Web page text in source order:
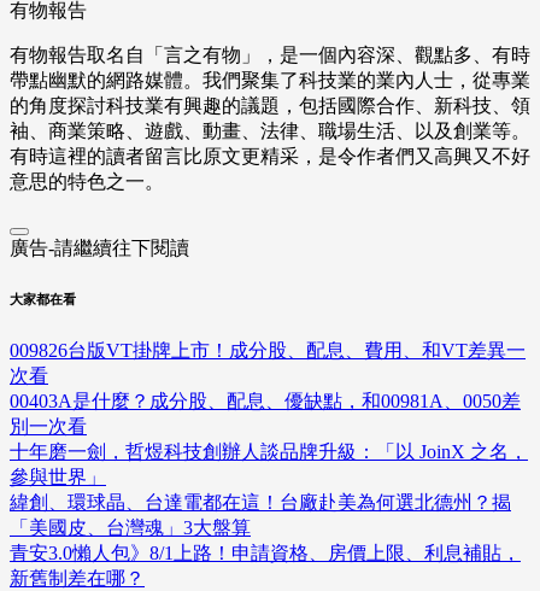
有物報告
有物報告取名自「言之有物」，是一個內容深、觀點多、有時
帶點幽默的網路媒體。我們聚集了科技業的業內人士，從專業
的角度探討科技業有興趣的議題，包括國際合作、新科技、領
袖、商業策略、遊戲、動畫、法律、職場生活、以及創業等。
有時這裡的讀者留言比原文更精采，是令作者們又高興又不好
意思的特色之一。
廣告-請繼續往下閱讀
大家都在看
009826台版VT掛牌上市！成分股、配息、費用、和VT差異一
次看
00403A是什麼？成分股、配息、優缺點，和00981A、0050差
別一次看
十年磨一劍，哲煜科技創辦人談品牌升級：「以 JoinX 之名，
參與世界」
緯創、環球晶、台達電都在這！台廠赴美為何選北德州？揭
「美國皮、台灣魂」3大盤算
青安3.0懶人包》8/1上路！申請資格、房價上限、利息補貼，
新舊制差在哪？